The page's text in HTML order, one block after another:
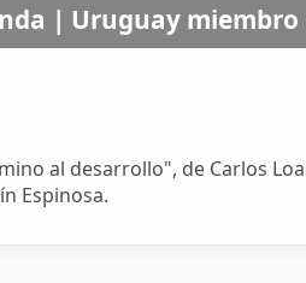
| Uruguay miembro
al desarrollo", de Carlos
Espinosa.